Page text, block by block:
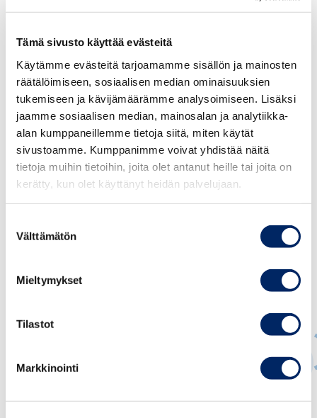
Tämä sivusto käyttää evästeitä
Käytämme evästeitä tarjoamamme sisällön ja mainosten
räätälöimiseen, sosiaalisen median ominaisuuksien
tukemiseen ja kävijämäärämme analysoimiseen. Lisäksi
jaamme sosiaalisen median, mainosalan ja analytiikka-
alan kumppaneillemme tietoja siitä, miten käytät
sivustoamme. Kumppanimme voivat yhdistää näitä
tietoja muihin tietoihin, joita olet antanut heille tai joita on
kerätty, kun olet käyttänyt heidän palvelujaan.
valinta
Välttämätön
Mieltymykset
Tilastot
Markkinointi
”Työvoiman kysyntä on jatkunut alkuvuodesta heikkona,
mikä kertoo osaltaan siitä, että on tulossa toinen
peräkkäinen heikko kesätyökesä. Nuorten kannalta on
ongelmallista, kun pääsy työmarkkinoille vaikeutuu
pitkäkestoisesti”, sanoo Appelqvist.
Jukka Appelqvist